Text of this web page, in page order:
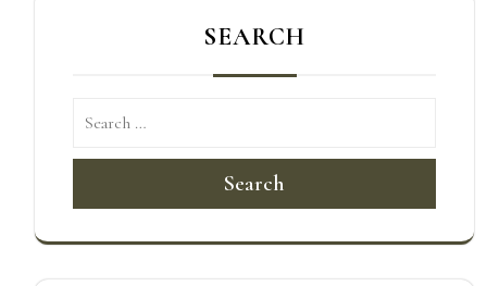
SEARCH
Search